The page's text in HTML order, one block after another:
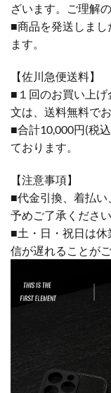
ざいます。ご理解
■商品を発送しまし
ます。
【佐川急便送料】
■１回のお買い上
文は、送料無料で
■合計10,000円(税
ております。
【注意事項】
■代金引換、着払い
予めご了承ください
■土・日・祝日は
信が遅れることが